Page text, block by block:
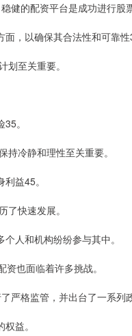
健的配资平台是成功进行股
，以确保其合法性和可靠性
至关重要。
。
冷静和理性至关重要。
益45。
快速发展。
人和机构纷纷参与其中。
也面临着许多挑战。
严格监管，并出台了一系列
益。